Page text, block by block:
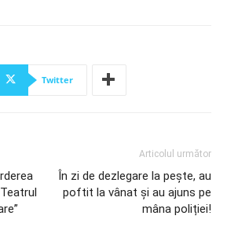
Twitter
Articolul următor
În zi de dezlegare la pește, au
poftit la vânat și au ajuns pe
mâna poliției!